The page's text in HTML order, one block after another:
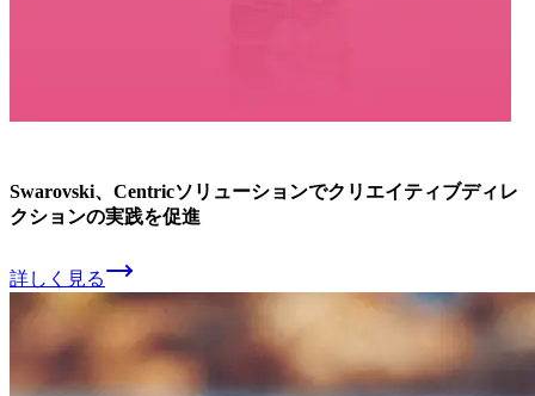
Swarovski、 Centricソリューションでクリエイティブディレ
クションの実践を促進
詳しく見る